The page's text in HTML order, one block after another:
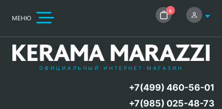
МЕНЮ
0
ОФИЦИАЛЬНЫЙ ИНТЕРНЕТ-МАГАЗИН
+7(499) 460-56-01
+7(985) 025-48-73